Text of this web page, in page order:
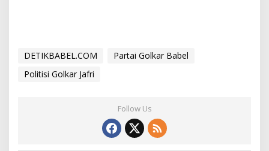
DETIKBABEL.COM
Partai Golkar Babel
Politisi Golkar Jafri
Follow Us